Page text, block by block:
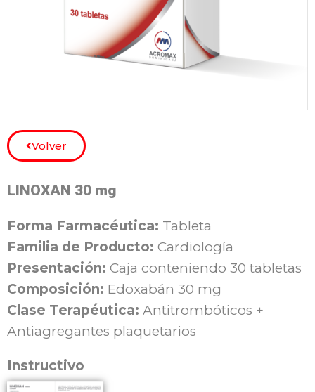
Volver
LINOXAN 30 mg
Forma Farmacéutica: Tableta
Familia de Producto: Cardiología
Presentación: Caja conteniendo 30 tabletas
Composición: Edoxabán 30 mg
Clase Terapéutica: Antitrombóticos +
Antiagregantes plaquetarios
Instructivo